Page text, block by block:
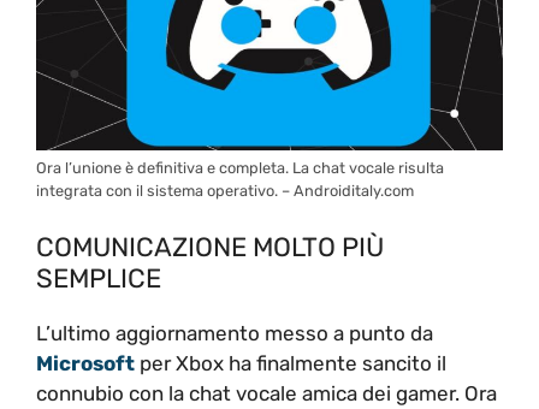
Ora l’unione è definitiva e completa. La chat vocale risulta
integrata con il sistema operativo. – Androiditaly.com
COMUNICAZIONE MOLTO PIÙ
SEMPLICE
L’ultimo aggiornamento messo a punto da
Microsoft per Xbox ha finalmente sancito il
connubio con la chat vocale amica dei gamer. Ora